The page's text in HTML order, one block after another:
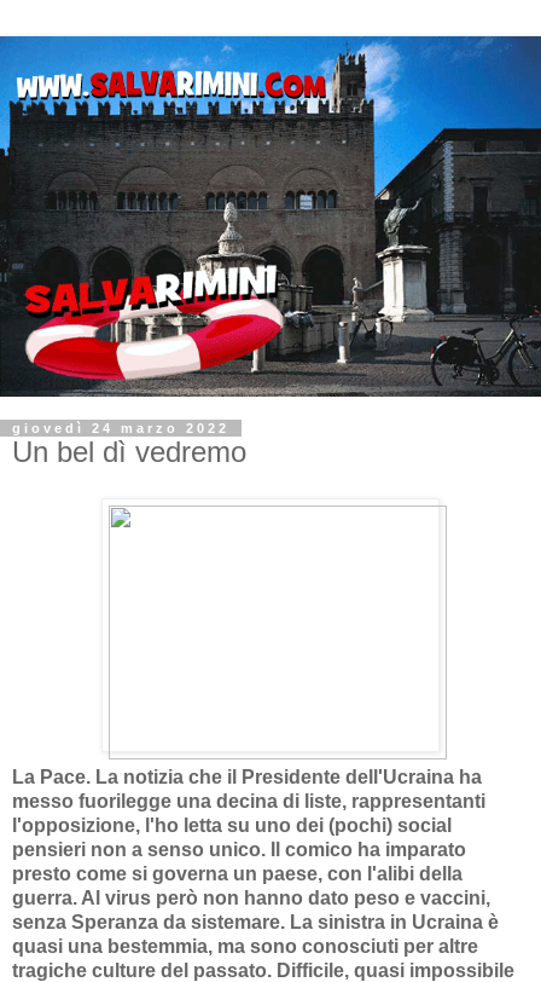
giovedì 24 marzo 2022
Un bel dì vedremo
La Pace. La notizia che il Presidente dell'Ucraina ha
messo fuorilegge una decina di liste, rappresentanti
l'opposizione, l'ho letta su uno dei (pochi) social
pensieri non a senso unico. Il comico ha imparato
presto come si governa un paese, con l'alibi della
guerra. Al virus però non hanno dato peso e vaccini,
senza Speranza da sistemare. La sinistra in Ucraina è
quasi una bestemmia, ma sono conosciuti per altre
tragiche culture del passato. Difficile, quasi impossibile